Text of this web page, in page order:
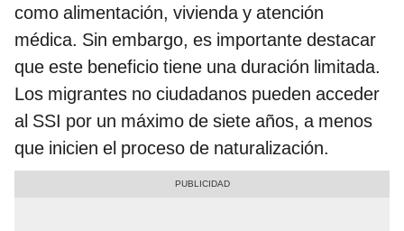
como alimentación, vivienda y atención
médica. Sin embargo, es importante destacar
que este beneficio tiene una duración limitada.
Los migrantes no ciudadanos pueden acceder
al SSI por un máximo de siete años, a menos
que inicien el proceso de naturalización.